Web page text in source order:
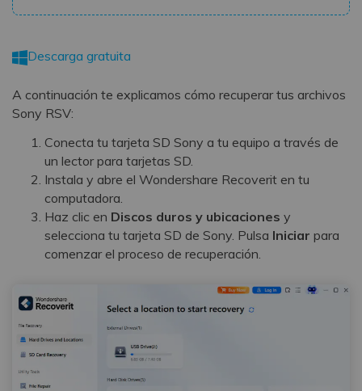
Descarga gratuita
A continuación te explicamos cómo recuperar tus archivos
Sony RSV:
Conecta tu tarjeta SD Sony a tu equipo a través de
un lector para tarjetas SD.
Instala y abre el Wondershare Recoverit en tu
computadora.
󠀰Haz clic en Discos duros y ubicaciones y
selecciona tu tarjeta SD de Sony. Pulsa Iniciar para
comenzar el proceso de recuperación.